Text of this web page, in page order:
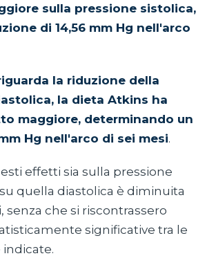
sulla pressione sistolica,
di 14,56 mm Hg nell'arco
la riduzione della
la dieta Atkins ha
maggiore, determinando un
Hg nell'arco di sei mesi.
effetti sia sulla pressione
quella diastolica è diminuita
senza che si riscontrassero
significative tra le